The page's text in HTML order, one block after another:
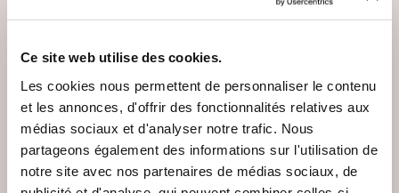
Ce site web utilise des cookies.
Les cookies nous permettent de personnaliser le contenu
et les annonces, d'offrir des fonctionnalités relatives aux
médias sociaux et d'analyser notre trafic. Nous
partageons également des informations sur l'utilisation de
notre site avec nos partenaires de médias sociaux, de
(1 avis)
Cyril Mikolajczak
ERRANT AU BORD
(0 avis)
Cdt Pascal BELLAMY
SURPRISES À